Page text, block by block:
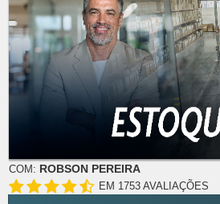
COM: ROBSON PEREIRA
EM 1753 AVALIAÇÕES